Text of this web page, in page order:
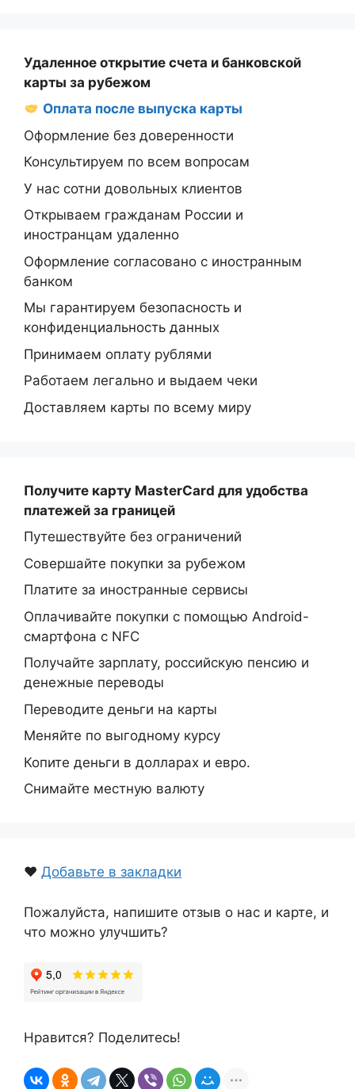
Удаленное открытие счета и банковской
карты за рубежом
Оплата после выпуска карты
Оформление без доверенности
Консультируем по всем вопросам
У нас сотни довольных клиентов
Открываем гражданам России и
иностранцам удаленно
Оформление согласовано с иностранным
банком
Мы гарантируем безопасность и
конфиденциальность данных
Принимаем оплату рублями
Работаем легально и выдаем чеки
Доставляем карты по всему миру
Получите карту MasterCard для удобства
платежей за границей
Путешествуйте без ограничений
Совершайте покупки за рубежом
Платите за иностранные сервисы
Оплачивайте покупки с помощью Android-
смартфона с NFC
Получайте зарплату, российскую пенсию и
денежные переводы
Переводите деньги на карты
Меняйте по выгодному курсу
Копите деньги в долларах и евро.
Снимайте местную валюту
❤️ Добавьте в закладки
Пожалуйста, напишите отзыв о нас и карте, и
что можно улучшить?
Нравится? Поделитесь!